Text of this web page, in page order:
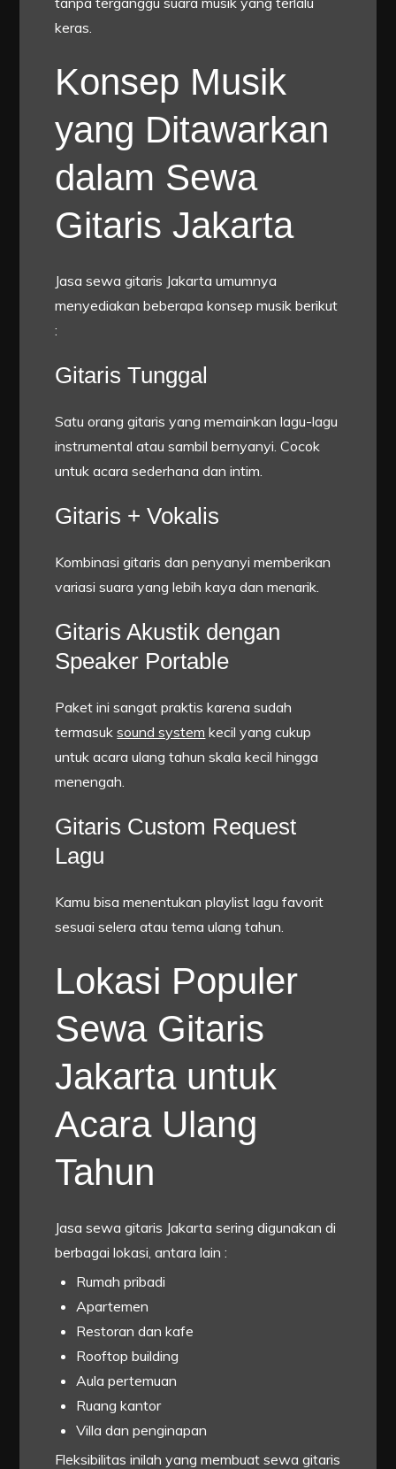
keras.
Konsep Musik
yang Ditawarkan
dalam Sewa
Gitaris Jakarta
Jasa sewa gitaris Jakarta umumnya
menyediakan beberapa konsep musik berikut
:
Gitaris Tunggal
Satu orang gitaris yang memainkan lagu-lagu
instrumental atau sambil bernyanyi. Cocok
untuk acara sederhana dan intim.
Gitaris + Vokalis
Kombinasi gitaris dan penyanyi memberikan
variasi suara yang lebih kaya dan menarik.
Gitaris Akustik dengan
Speaker Portable
Paket ini sangat praktis karena sudah
termasuksound system kecil yang cukup
untuk acara ulang tahun skala kecil hingga
menengah.
Gitaris Custom Request
Lagu
Kamu bisa menentukan playlist lagu favorit
sesuai selera atau tema ulang tahun.
Lokasi Populer
Sewa Gitaris
Jakarta untuk
Acara Ulang
Tahun
Jasa sewa gitaris Jakarta sering digunakan di
berbagai lokasi, antara lain :
Rumah pribadi
Apartemen
Restoran dan kafe
Rooftop building
Aula pertemuan
Ruang kantor
Villa dan penginapan
Fleksibilitas inilah yang membuat sewa gitaris